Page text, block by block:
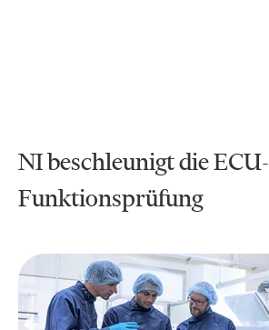
NI beschleunigt die ECU-
Funktionsprüfung